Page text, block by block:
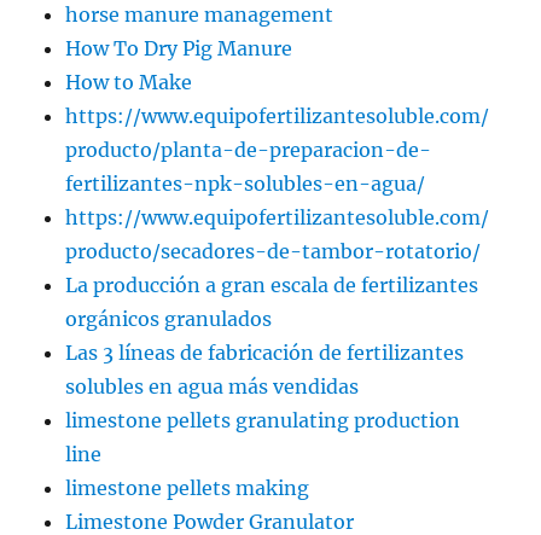
horse manure management
How To Dry Pig Manure
How to Make
https://www.equipofertilizantesoluble.com/
producto/planta-de-preparacion-de-
fertilizantes-npk-solubles-en-agua/
https://www.equipofertilizantesoluble.com/
producto/secadores-de-tambor-rotatorio/
La producción a gran escala de fertilizantes
orgánicos granulados
Las 3 líneas de fabricación de fertilizantes
solubles en agua más vendidas
limestone pellets granulating production
line
limestone pellets making
Limestone Powder Granulator